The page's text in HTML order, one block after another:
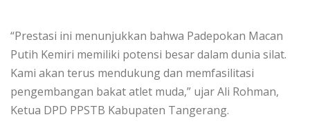
“Prestasi ini menunjukkan bahwa Padepokan Macan
Putih Kemiri memiliki potensi besar dalam dunia silat.
Kami akan terus mendukung dan memfasilitasi
pengembangan bakat atlet muda,” ujar Ali Rohman,
Ketua DPD PPSTB Kabupaten Tangerang.